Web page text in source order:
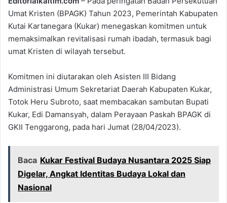
Umat Kristen (BPAGK) Tahun 2023, Pemerintah Kabupaten
Kutai Kartanegara (Kukar) menegaskan komitmen untuk
memaksimalkan revitalisasi rumah ibadah, termasuk bagi
umat Kristen di wilayah tersebut.
Komitmen ini diutarakan oleh Asisten III Bidang
Administrasi Umum Sekretariat Daerah Kabupaten Kukar,
Totok Heru Subroto, saat membacakan sambutan Bupati
Kukar, Edi Damansyah, dalam Perayaan Paskah BPAGK di
GKII Tenggarong, pada hari Jumat (28/04/2023).
Baca Kukar Festival Budaya Nusantara 2025 Siap
Digelar, Angkat Identitas Budaya Lokal dan
Nasional